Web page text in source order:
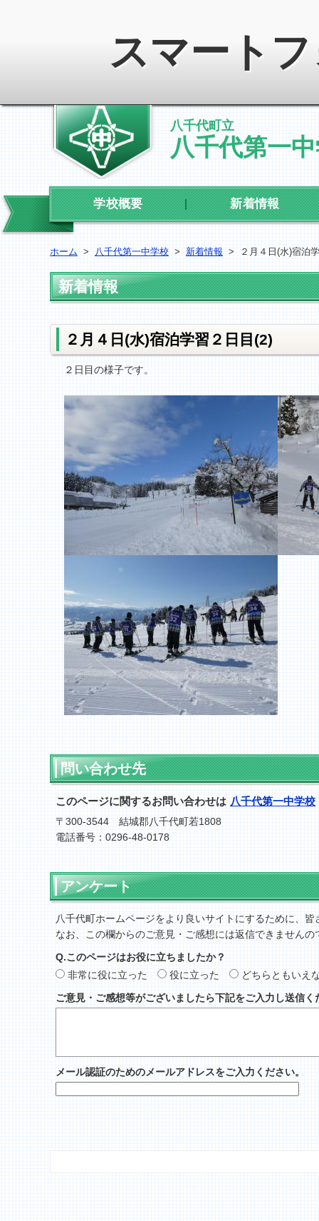
スマート
八千代町立
八千代第一
学校概要 新着情報
ホーム > 八千代第一中学校 > 新着情報 > ２月４日(水)宿泊
新着情報
２月４日(水)宿泊学習２日目(2)
２日目の様子です。
問い合わせ先
このページに関するお問い合わせは 八千代第一中学校
〒300-3544 結城郡八千代町若1808
電話番号：0296-48-0178
アンケート
八千代町ホームページをより良いサイトにするために、
なお、この欄からのご意見・ご感想には返信できませんの
Q.このページはお役に立ちましたか？
非常に役に立った
役に立った
どちらともいえ
ご意見・ご感想等がございましたら下記をご入力し送信く
メール認証のためのメールアドレスをご入力ください。